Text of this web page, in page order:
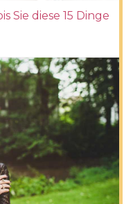
Sie diese 15 Dinge